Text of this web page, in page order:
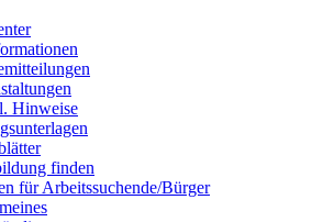
Hinweise
finden
für Arbeitssuchende/Bürger